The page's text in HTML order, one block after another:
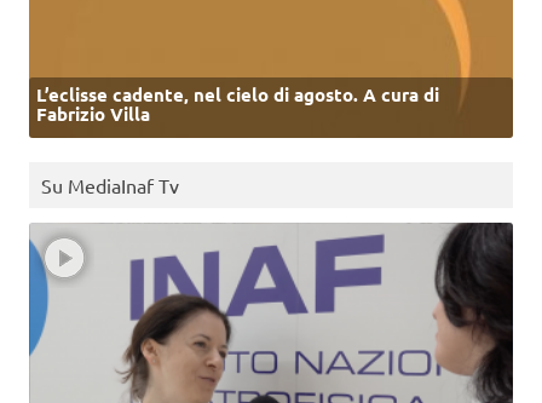
L’eclisse cadente, nel cielo di agosto. A cura di
Fabrizio Villa
Su MediaInaf Tv